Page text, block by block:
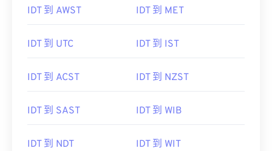
IDT 到 AWST IDT 到 MET
IDT 到 UTC IDT 到 IST
IDT 到 ACST IDT 到 NZST
IDT 到 SAST IDT 到 WIB
IDT 到 NDT IDT 到 WIT